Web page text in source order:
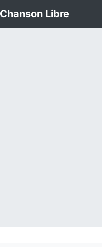
Chanson Libre